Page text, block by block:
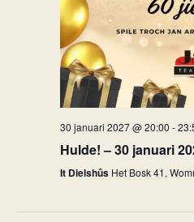
30 januari 2027 @ 20:00 -
Hulde! – 30 januari
It Dielshûs Het Bosk 41,